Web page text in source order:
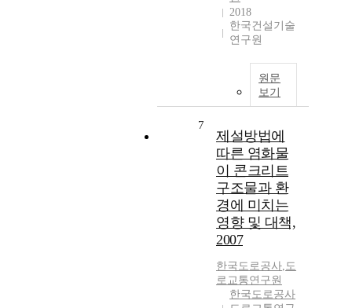
2018
한국건설기술
연구원
원문
보기
7
제설방법에
따른 염화물
이 콘크리트
구조물과 환
경에 미치는
영향 및 대책,
2007
한국도로공사,도
로교통연구원
한국도로공사